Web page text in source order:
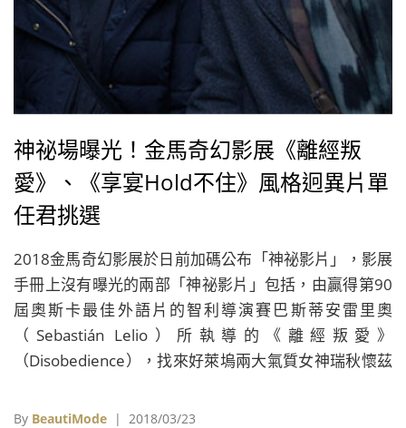
神祕場曝光！金馬奇幻影展《離經叛
愛》、《享宴Hold不住》風格迥異片單
任君挑選
2018金馬奇幻影展於日前加碼公布「神祕影片」，影展
手冊上沒有曝光的兩部「神祕影片」包括，由贏得第90
屆奧斯卡最佳外語片的智利導演賽巴斯蒂安雷里奧
（Sebastián Lelio）所執導的《離經叛愛》
（Disobedience），找來好萊塢兩大氣質女神瑞秋懷茲
McAdams），兩位瑞秋在片中大談禁忌戀情。
By BeautiMode | 2018/03/23